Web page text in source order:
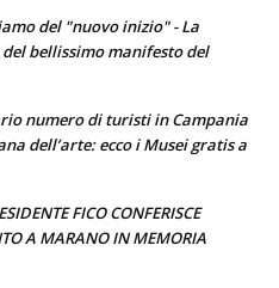
del "nuovo inizio" - La
bellissimo manifesto del
numero di turisti in Campania
dell’arte: ecco i Musei gratis a
FICO CONFERISCE
A MARANO IN MEMORIA